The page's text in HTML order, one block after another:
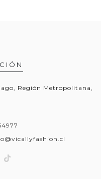
Región Metropolitana,